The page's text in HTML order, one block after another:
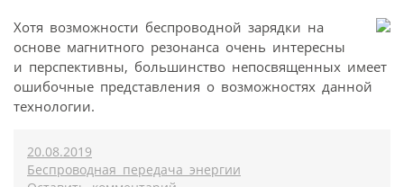
Хотя возможности беспроводной зарядки на
основе магнитного резонанса очень интересны
и перспективны, большинство непосвященных имеет
ошибочные представления о возможностях данной
технологии.
20.08.2019
Беспроводная передача энергии